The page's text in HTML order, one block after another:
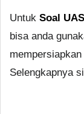
Untuk Soal
bisa anda
Selengkapnya